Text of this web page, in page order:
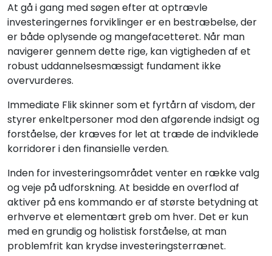
At gå i gang med søgen efter at optrævle
investeringernes forviklinger er en bestræbelse, der
er både oplysende og mangefacetteret. Når man
navigerer gennem dette rige, kan vigtigheden af et
robust uddannelsesmæssigt fundament ikke
overvurderes.
Immediate Flik skinner som et fyrtårn af visdom, der
styrer enkeltpersoner mod den afgørende indsigt og
forståelse, der kræves for let at træde de indviklede
korridorer i den finansielle verden.
Inden for investeringsområdet venter en række valg
og veje på udforskning. At besidde en overflod af
aktiver på ens kommando er af største betydning at
erhverve et elementært greb om hver. Det er kun
med en grundig og holistisk forståelse, at man
problemfrit kan krydse investeringsterrænet.